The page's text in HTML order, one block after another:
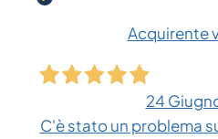
Acquirente
24
C'è stato un problema